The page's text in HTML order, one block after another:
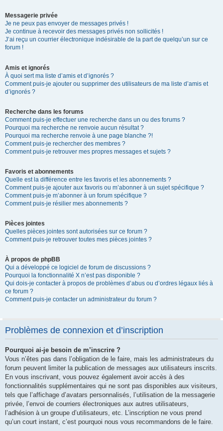
Messagerie privée
Je ne peux pas envoyer de messages privés !
Je continue à recevoir des messages privés non sollicités !
J’ai reçu un courrier électronique indésirable de la part de quelqu’un sur ce
forum !
Amis et ignorés
À quoi sert ma liste d’amis et d’ignorés ?
Comment puis-je ajouter ou supprimer des utilisateurs de ma liste d’amis et
d’ignorés ?
Recherche dans les forums
Comment puis-je effectuer une recherche dans un ou des forums ?
Pourquoi ma recherche ne renvoie aucun résultat ?
Pourquoi ma recherche renvoie à une page blanche ?!
Comment puis-je rechercher des membres ?
Comment puis-je retrouver mes propres messages et sujets ?
Favoris et abonnements
Quelle est la différence entre les favoris et les abonnements ?
Comment puis-je ajouter aux favoris ou m’abonner à un sujet spécifique ?
Comment puis-je m’abonner à un forum spécifique ?
Comment puis-je résilier mes abonnements ?
Pièces jointes
Quelles pièces jointes sont autorisées sur ce forum ?
Comment puis-je retrouver toutes mes pièces jointes ?
À propos de phpBB
Qui a développé ce logiciel de forum de discussions ?
Pourquoi la fonctionnalité X n’est pas disponible ?
Qui dois-je contacter à propos de problèmes d’abus ou d’ordres légaux liés à
ce forum ?
Comment puis-je contacter un administrateur du forum ?
Problèmes de connexion et d’inscription
Pourquoi ai-je besoin de m’inscrire ?
Vous n’êtes pas dans l’obligation de le faire, mais les administrateurs du
forum peuvent limiter la publication de messages aux utilisateurs inscrits.
En vous inscrivant, vous pouvez également avoir accès à des
fonctionnalités supplémentaires qui ne sont pas disponibles aux visiteurs,
tels que l’affichage d’avatars personnalisés, l’utilisation de la messagerie
privée, l’envoi de courriers électroniques aux autres utilisateurs,
l’adhésion à un groupe d’utilisateurs, etc. L’inscription ne vous prend
qu’un court instant, c’est pourquoi nous vous recommandons de le faire.